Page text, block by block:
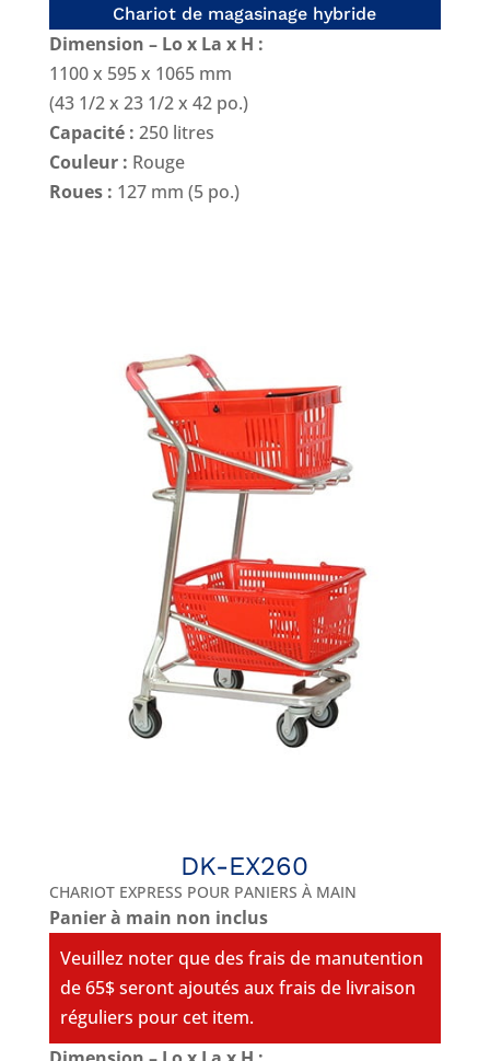
Chariot de magasinage hybride
Dimension – Lo x La x H :
1100 x 595 x 1065 mm
(43 1/2 x 23 1/2 x 42 po.)
Capacité : 250 litres
Couleur : Rouge
Roues : 127 mm (5 po.)
DK-EX260
CHARIOT EXPRESS POUR PANIERS À MAIN
Panier à main non inclus
Veuillez noter que des frais de manutention
de 65$ seront ajoutés aux frais de livraison
réguliers pour cet item.